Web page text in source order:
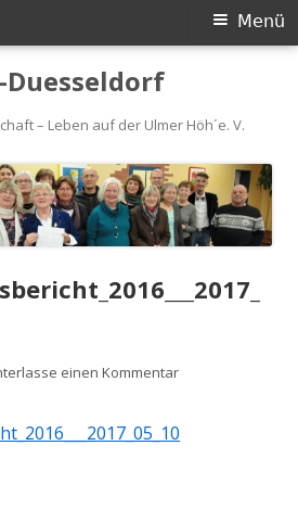
Duesseldorf
– Leben auf der Ulmer Höh´e. V.
Menü
einen Kommentarzu